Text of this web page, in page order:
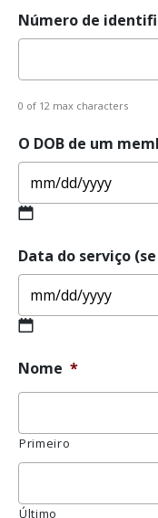
Número de
0 of 12 max characters
O DOB de um
slash
DD
slash
YYYY
Data do serviço
slash
DD
YYYY
Nome *
Primeiro
Último